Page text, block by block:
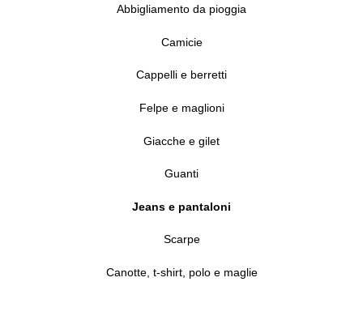
Abbigliamento da pioggia
Camicie
Cappelli e berretti
Felpe e maglioni
Giacche e gilet
Guanti
Jeans e pantaloni
Scarpe
Canotte, t-shirt, polo e maglie